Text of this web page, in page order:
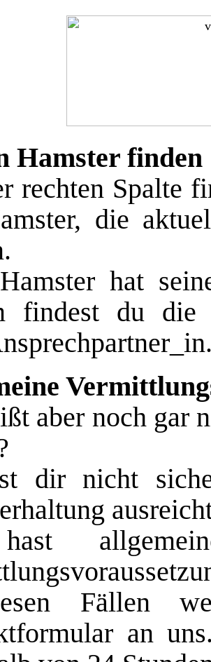
Hamster finden
rechten Spalte
die
hat
findest du die
aber noch gar
dir nicht
Fällen
an